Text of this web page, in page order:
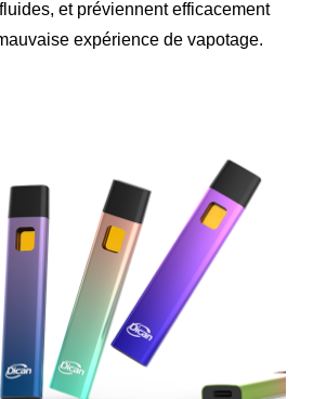
et préviennent efficacement
expérience de vapotage.